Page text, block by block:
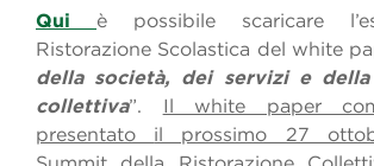
Qui è possibile scaricare
Ristorazione Scolastica del white
della società, dei servizi e
collettiva”. Il white paper
presentato il prossimo 27